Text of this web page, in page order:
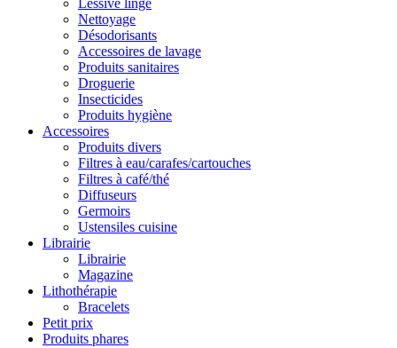
Lessive linge
Nettoyage
Désodorisants
Accessoires de lavage
Produits sanitaires
Droguerie
Insecticides
Produits hygiène
Accessoires
Produits divers
Filtres à eau/carafes/cartouches
Filtres à café/thé
Diffuseurs
Germoirs
Ustensiles cuisine
Librairie
Librairie
Magazine
Lithothérapie
Bracelets
Petit prix
Produits phares